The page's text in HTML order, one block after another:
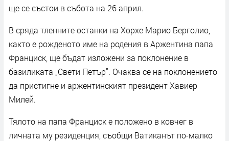
ще се състои в събота на 26 април.
В сряда тленните останки на Хорхе Марио Берголио,
както е рожденото име на родения в Аржентина папа
Франциск, ще бъдат изложени за поклонение в
базиликата „Свети Петър”. Очаква се на поклонението
да пристигне и аржентинският президент Хавиер
Милей.
Тялото на папа Франциск е положено в ковчег в
личната му резиденция, съобщи Ватиканът по-малко